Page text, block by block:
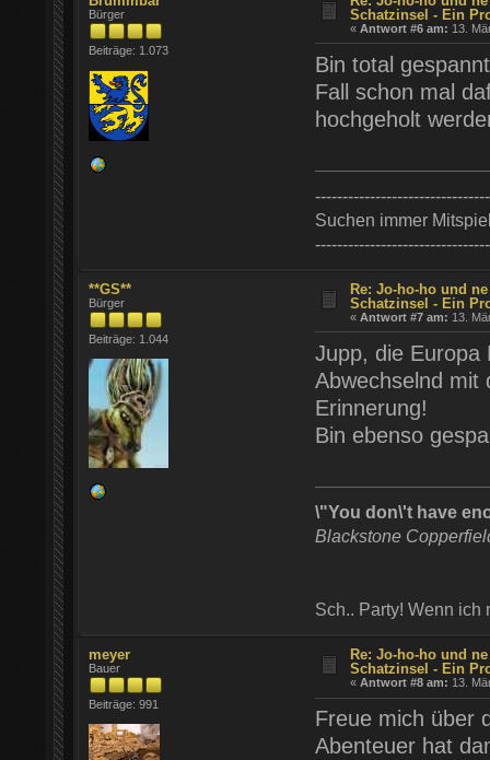
Bürger
Beiträge: 1.073
Schatzinsel - Ein
«Antwort #6 am: 13.
Bin total
Fall schon mal
hochgeholt
Suchen immer
**GS**
Bürger
Beiträge: 1.044
Re: Jo-ho-ho und
Schatzinsel - Ein
«Antwort #7 am: 13.
Jupp, die Europa
Abwechselnd mit
Erinnerung!
Bin ebenso
\"You don\'t have
Blackstone
Sch.. Party! Wenn ich
meyer
Bauer
Beiträge: 991
Re: Jo-ho-ho und
Schatzinsel - Ein
«Antwort #8 am: 13.
Freue mich über
Abenteuer hat